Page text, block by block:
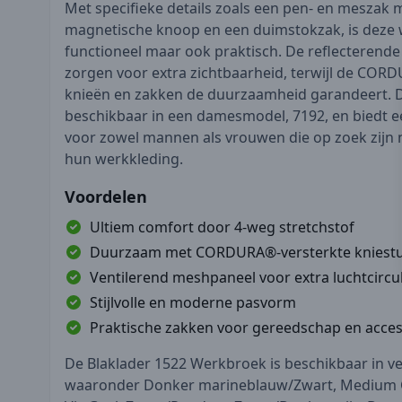
Met specifieke details zoals een pen- en meszak
magnetische knoop en een duimstokzak, is
functioneel maar ook praktisch. De
zorgen voor extra zichtbaarheid, terwijl de
knieën en zakken de duurzaamheid garandeert.
beschikbaar in een damesmodel, 7192, en biedt
voor zowel mannen als vrouwen die op zoek zijn
hun werkkleding.
Voordelen
Ultiem comfort door 4-weg stretchstof
Duurzaam met CORDURA®-versterkte
Ventilerend meshpaneel voor extra
Stijlvolle en moderne pasvorm
Praktische zakken voor gereedschap en
De Blaklader 1522 Werkbroek is beschikbaar in
waaronder Donker marineblauw/Zwart,